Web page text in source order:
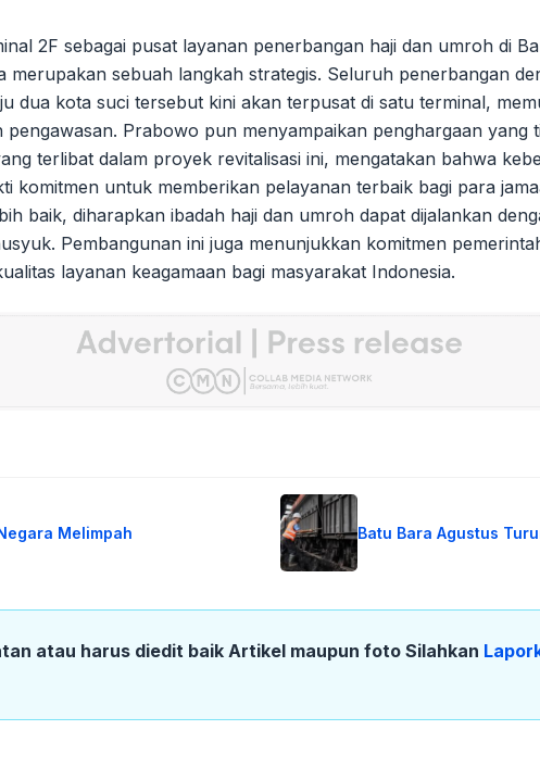
2F sebagai pusat layanan penerbangan haji dan umroh di
merupakan sebuah langkah strategis. Seluruh penerbangan
dua kota suci tersebut kini akan terpusat di satu terminal,
pengawasan. Prabowo pun menyampaikan penghargaan yang
terlibat dalam proyek revitalisasi ini, mengatakan bahwa
komitmen untuk memberikan pelayanan terbaik bagi para
baik, diharapkan ibadah haji dan umroh dapat dijalankan
Pembangunan ini juga menunjukkan komitmen
layanan keagamaan bagi masyarakat Indonesia.
Melimpah Batu Bara Agustus
atau harus diedit baik Artikel maupun foto Silahkan